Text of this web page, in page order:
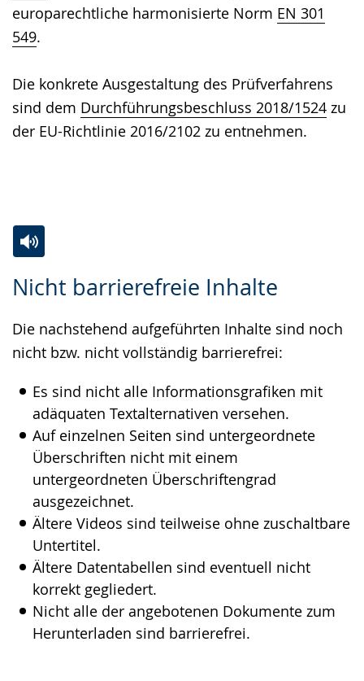
europarechtliche harmonisierte Norm EN 301
549.
Die konkrete Ausgestaltung des Prüfverfahrens
sind dem Durchführungsbeschluss 2018/1524 zu
der EU-Richtlinie 2016/2102 zu entnehmen.
Nicht barrierefreie Inhalte
Die nachstehend aufgeführten Inhalte sind noch
nicht bzw. nicht vollständig barrierefrei:
Es sind nicht alle Informationsgrafiken mit
adäquaten Textalternativen versehen.
Auf einzelnen Seiten sind untergeordnete
Überschriften nicht mit einem
untergeordneten Überschriftengrad
ausgezeichnet.
Ältere Videos sind teilweise ohne zuschaltbare
Untertitel.
Ältere Datentabellen sind eventuell nicht
korrekt gegliedert.
Nicht alle der angebotenen Dokumente zum
Herunterladen sind barrierefrei.
Leichten
wechseln.
Audio-
Video
Deutscher
Gebärdensprache
wird
angezeigt.